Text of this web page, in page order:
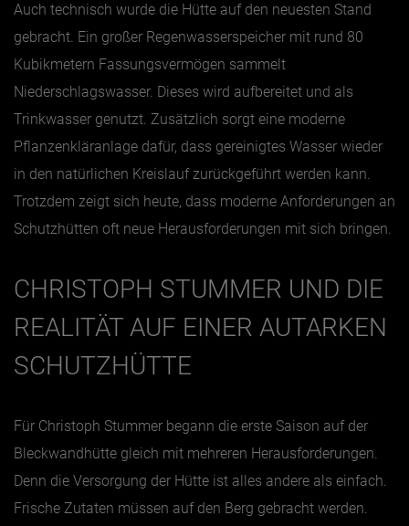
Auch technisch wurde die Hütte auf den neuesten Stand
gebracht. Ein großer Regenwasserspeicher mit rund 80
Kubikmetern Fassungsvermögen sammelt
Niederschlagswasser. Dieses wird aufbereitet und als
Trinkwasser genutzt. Zusätzlich sorgt eine moderne
Pflanzenkläranlage dafür, dass gereinigtes Wasser wieder
in den natürlichen Kreislauf zurückgeführt werden kann.
Trotzdem zeigt sich heute, dass moderne Anforderungen an
Schutzhütten oft neue Herausforderungen mit sich bringen.
CHRISTOPH STUMMER UND DIE
REALITÄT AUF EINER AUTARKEN
SCHUTZHÜTTE
Für Christoph Stummer begann die erste Saison auf der
Bleckwandhütte gleich mit mehreren Herausforderungen.
Denn die Versorgung der Hütte ist alles andere als einfach.
Frische Zutaten müssen auf den Berg gebracht werden.